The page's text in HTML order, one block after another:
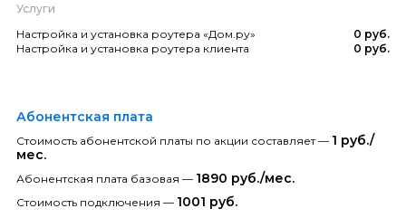
Услуги
Настройка и установка роутера «Дом.ру»
0 руб.
Настройка и установка роутера клиента
0 руб.
Абонентская плата
Стоимость абонентской платы по акции составляет — 1 руб./
мес.
Абонентская плата базовая — 1890 руб./мес.
Стоимость подключения — 1001 руб.